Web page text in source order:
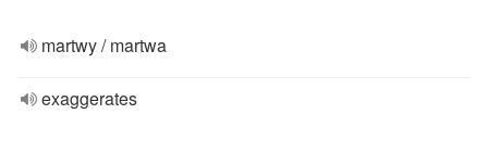
martwy / martwa
exaggerates